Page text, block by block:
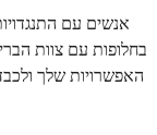
אנשים עם
בחלופות עם צוות
האפשרויות שלך